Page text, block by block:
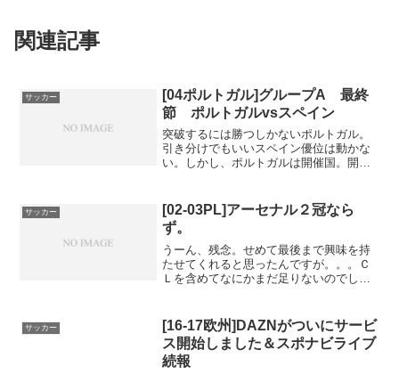
関連記事
サッカー
[04ポルトガル]グループA 最終
節 ポルトガルvsスペイン
突破するには勝つしかないポルトガル。
引き分けでもいいスペイン優位は動かな
い。しかし、ポルトガルは開催国。開催
サッカー
[02-03PL]アーセナル２冠なら
ず。
うーん、残念。せめて最後まで興味を持
たせてくれると思ったんですが。。。Ｃ
Ｌを含めてなにかまだ足りないのでしょ
サッカー
[16-17欧州]DAZNがついにサービ
ス開始しました＆スポナビライブ
続報